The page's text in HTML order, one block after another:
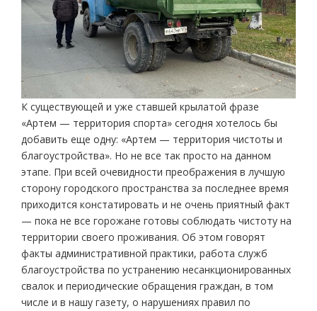
К существующей и уже ставшей крылатой фразе
«Артем — территория спорта» сегодня хотелось бы
добавить еще одну: «Артем — территория чистоты и
благоустройства». Но не все так просто на данном
этапе. При всей очевидности преображения в лучшую
сторону городского пространства за последнее время
приходится констатировать и не очень приятный факт
— пока не все горожане готовы соблюдать чистоту на
территории своего проживания. Об этом говорят
факты административной практики, работа служб
благоустройства по устранению несанкционированных
свалок и периодические обращения граждан, в том
числе и в нашу газету, о нарушениях правил по